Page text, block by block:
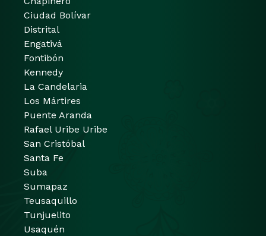
Ciudad Bolívar
Distrital
Engativá
Fontibón
Kennedy
La Candelaria
Los Mártires
Puente Aranda
Rafael Uribe Uribe
San Cristóbal
Santa Fe
Suba
Sumapaz
Teusaquillo
Tunjuelito
Usaquén